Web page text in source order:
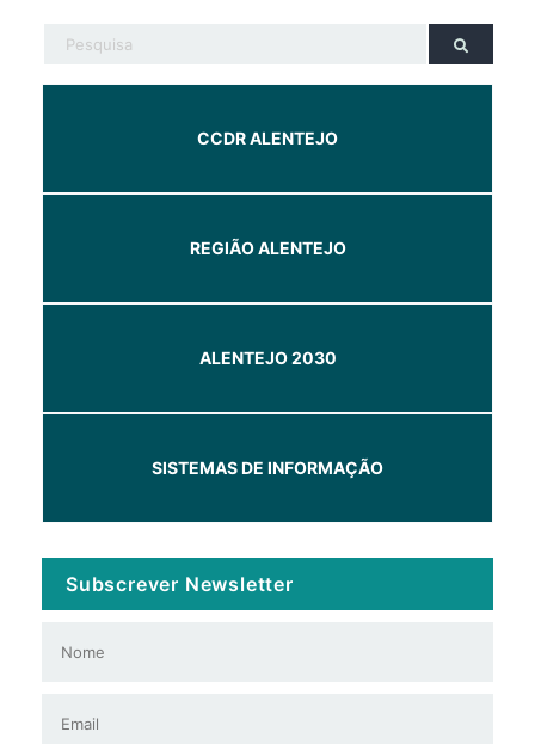
CCDR ALENTEJO
REGIÃO ALENTEJO
ALENTEJO 2030
SISTEMAS DE INFORMAÇÃO
Subscrever Newsletter